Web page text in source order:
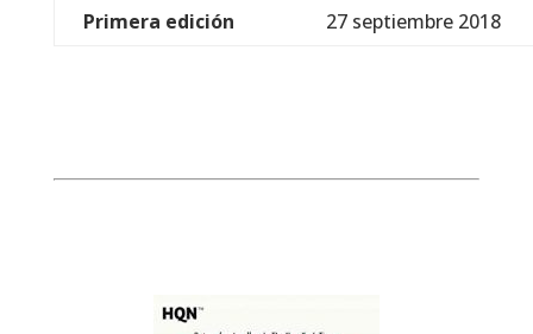
Primera edición
27 septiembre 2018